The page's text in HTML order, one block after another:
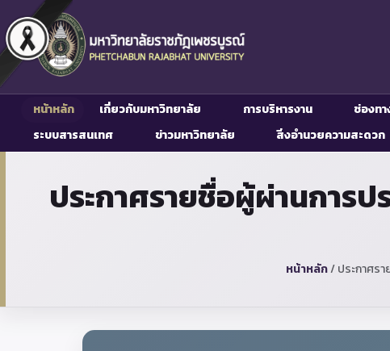
หน้าหลัก เกี่ยวกับมหาวิทยาลัย การบริหารงาน ช่องท
ระบบสารสนเทศ
ข่าวมหาวิทยาลัย สิ่งอำนวยความสะดวก
ประกาศรายชื่อผู้ผ่านการป
หน้าหลัก/ประกาศร